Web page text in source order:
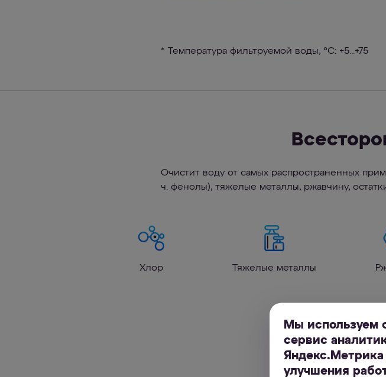
* Температура фильтруемой воды, °C: +5...+75
Очистит воду от самых распространенных
ч. фенолы), тяжелые металлы, ржавчину,
Хлор Тяжелые металлы
Мы используем
сервис
Яндекс.Метрика
улучшения